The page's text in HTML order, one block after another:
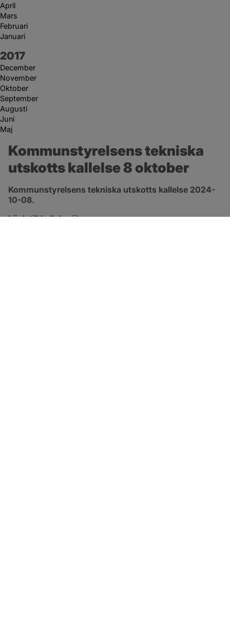
April
Mars
Februari
Januari
År:
2017
December
November
Oktober
September
Augusti
Juni
Maj
Kommunstyrelsens tekniska
utskotts kallelse 8 oktober
Kommunstyrelsens tekniska utskotts kallelse 2024-
10-08.
Länk till kallelse
pdf, 134.7 kB, öppnas i nytt fönster.